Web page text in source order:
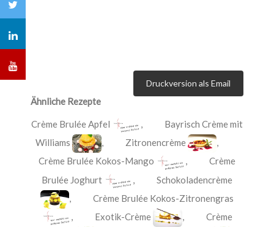
Druckversion als Email
Ähnliche Rezepte
Crème Brulée Apfel , Bayrisch Crème mit
Williams
, Zitronencrème
,
Crème Brulée Kokos-Mango
, Crème
Brulée Joghurt
,Schokoladencrème
,Crème Brulée Kokos-Zitronengras
, Exotik-Crème , Crème